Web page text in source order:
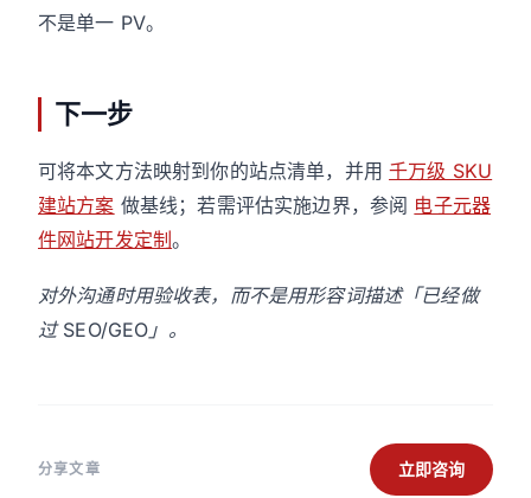
不是单一 PV。
下一步
可将本文方法映射到你的站点清单，并用千万级 SKU
建站方案 做基线；若需评估实施边界，参阅 电子元器
件网站开发定制。
对外沟通时用验收表，而不是用形容词描述「已经做
过 SEO/GEO」。
分享文章 立即咨询